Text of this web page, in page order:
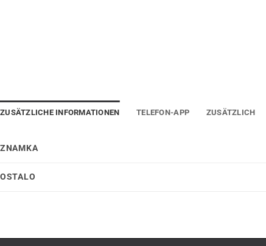
ZUSÄTZLICHE INFORMATIONEN TELEFON-APP ZUSÄTZLICH
ZNAMKA
OSTALO